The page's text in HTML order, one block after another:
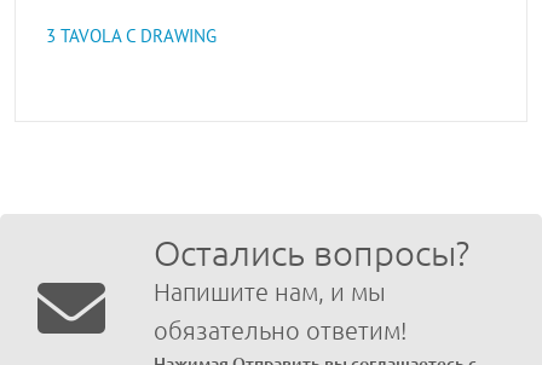
3 TAVOLA C DRAWING
Остались вопросы?
Напишите нам, и мы
обязательно ответим!